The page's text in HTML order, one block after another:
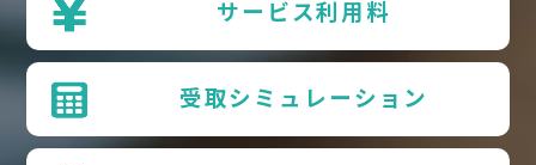
サービス利用料
受取シミュレーション